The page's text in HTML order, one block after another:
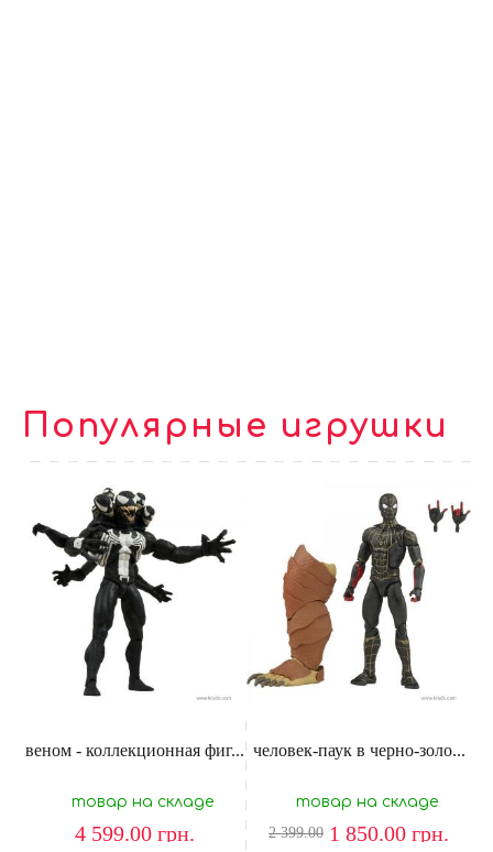
Популярные игрушки
веном - коллекционная фиг...
товар на складе
4 599.00 грн.
человек-паук в черно-золо...
товар на складе
2 399.00 1 850.00 грн.